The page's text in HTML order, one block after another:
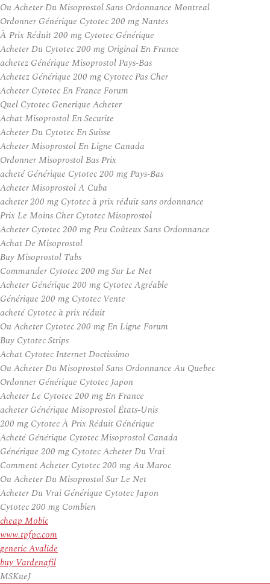
Ou Acheter Du Misoprostol Sans Ordonnance Montreal
Ordonner Générique Cytotec 200 mg Nantes
À Prix Réduit 200 mg Cytotec Générique
Acheter Du Cytotec 200 mg Original En France
achetez Générique Misoprostol Pays-Bas
Achetez Générique 200 mg Cytotec Pas Cher
Acheter Cytotec En France Forum
Quel Cytotec Generique Acheter
Achat Misoprostol En Securite
Acheter Du Cytotec En Suisse
Acheter Misoprostol En Ligne Canada
Ordonner Misoprostol Bas Prix
acheté Générique Cytotec 200 mg Pays-Bas
Acheter Misoprostol A Cuba
acheter 200 mg Cytotec à prix réduit sans ordonnance
Prix Le Moins Cher Cytotec Misoprostol
Acheter Cytotec 200 mg Peu Coûteux Sans Ordonnance
Achat De Misoprostol
Buy Misoprostol Tabs
Commander Cytotec 200 mg Sur Le Net
Acheter Générique 200 mg Cytotec Agréable
Générique 200 mg Cytotec Vente
acheté Cytotec à prix réduit
Ou Acheter Cytotec 200 mg En Ligne Forum
Buy Cytotec Strips
Achat Cytotec Internet Doctissimo
Ou Acheter Du Misoprostol Sans Ordonnance Au Quebec
Ordonner Générique Cytotec Japon
Acheter Le Cytotec 200 mg En France
acheter Générique Misoprostol États-Unis
200 mg Cytotec À Prix Réduit Générique
Acheté Générique Cytotec Misoprostol Canada
Générique 200 mg Cytotec Acheter Du Vrai
Comment Acheter Cytotec 200 mg Au Maroc
Ou Acheter Du Misoprostol Sur Le Net
Acheter Du Vrai Générique Cytotec Japon
Cytotec 200 mg Combien
cheap Mobic
www.tpfpc.com
generic Avalide
buy Vardenafil
MSKueJ